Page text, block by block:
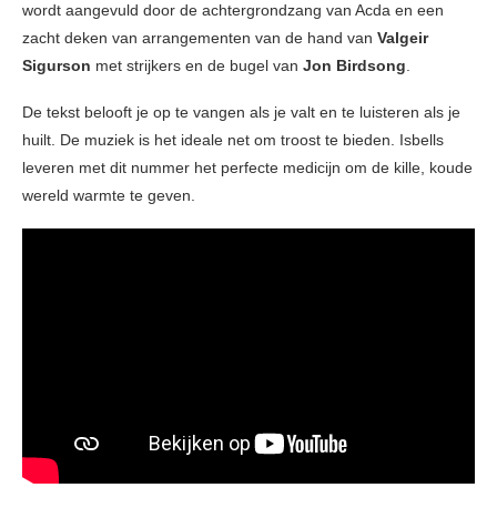
wordt aangevuld door de achtergrondzang van Acda en een
zacht deken van arrangementen van de hand van Valgeir
Sigurson met strijkers en de bugel van Jon Birdsong.
De tekst belooft je op te vangen als je valt en te luisteren als je
huilt. De muziek is het ideale net om troost te bieden. Isbells
leveren met dit nummer het perfecte medicijn om de kille, koude
wereld warmte te geven.